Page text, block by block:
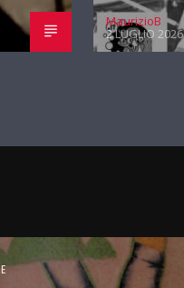
MaurizioB
2 LUGLIO 2026